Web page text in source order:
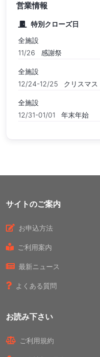
営業情報
特別クローズ日
全施設
11/26
感謝祭
全施設
12/24-12/25
クリスマス
全施設
12/31-01/01
年末年始
サイトのご案内
お申込方法
ご利用案内
最新ニュース
よくある質問
お読み下さい
ご利用規約